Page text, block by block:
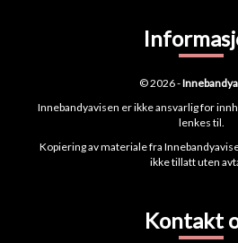
© 2026 -
Innebandyavisen er ikke ansvarlig for
lenkes til.
Kopiering av materiale fra
ikke tillatt uten
Kontakt